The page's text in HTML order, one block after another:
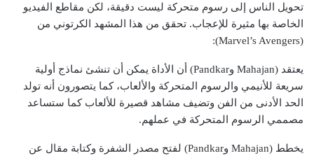
تحويل الناس إلى رسوم متحركة ليست دقيقة، لكن مقاطع الفيديو
الخاصة بها مثيرة للإعجاب. تحقق من هذا المشهد الكرتوني من
(Marvel’s Avengers):
يعتقد (Mahajan وPandkar) أن الأداة يمكن أن تنشئ نماذج أولية
سريعة للأنيمي والرسوم المتحركة والألعاب، كما يتصورون أنه تولد
الحد الأدنى من الفن وتضيف مشاهد قصيرة للألعاب كما ستساعد
مصممي الرسوم المتحركة في عملهم.
يخطط (Mahajan وPandkar) لفتح مصدر الشفرة وكتابة مقال عن